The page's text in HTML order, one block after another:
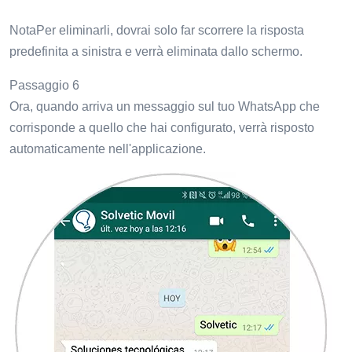
NotaPer eliminarli, dovrai solo far scorrere la risposta
predefinita a sinistra e verrà eliminata dallo schermo.
Passaggio 6
Ora, quando arriva un messaggio sul tuo WhatsApp che
corrisponde a quello che hai configurato, verrà risposto
automaticamente nell'applicazione.